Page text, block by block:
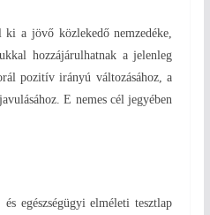
a jövő közlekedő nemzedéke,
hozzájárulhatnak a jelenleg
pozitív irányú változásához, a
E nemes cél jegyében
egészségügyi elméleti tesztlap